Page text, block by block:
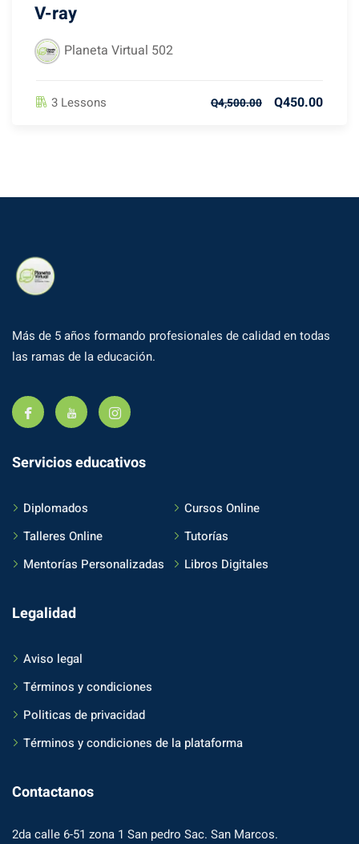
V-ray
Planeta Virtual 502
3 Lessons Q4,500.00 Q450.00
Más de 5 años formando profesionales de calidad en todas
las ramas de la educación.
Servicios educativos
Diplomados
Cursos Online
Talleres Online
Tutorías
Mentorías Personalizadas
Libros Digitales
Legalidad
Aviso legal
Términos y condiciones
Politicas de privacidad
Términos y condiciones de la plataforma
Contactanos
2da calle 6-51 zona 1 San pedro Sac. San Marcos.